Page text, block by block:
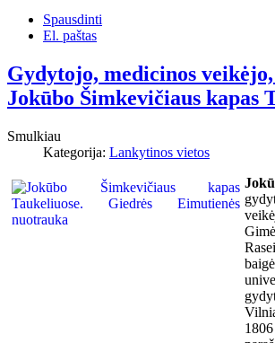
Spausdinti
El. paštas
Gydytojo, medicinos
Jokūbo Šimkevičiaus kapas
Smulkiau
Kategorija: Lankytinos vietos